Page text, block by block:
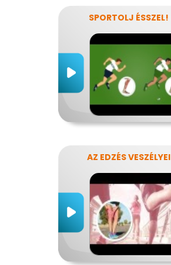
SPORTOLJ ÉSSZEL!
AZ EDZÉS VESZÉLYEI